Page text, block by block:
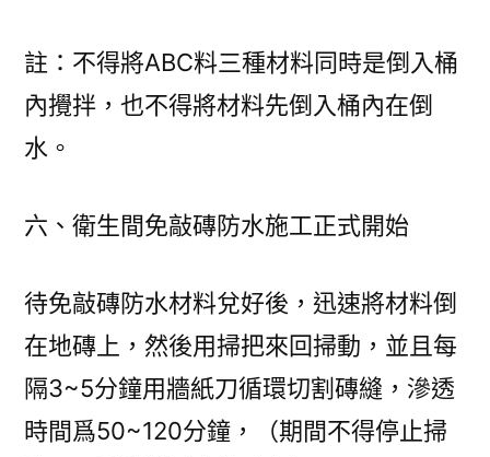
註：不得將ABC料三種材料同時是倒入桶
內攪拌，也不得將材料先倒入桶內在倒
水。
六、衛生間免敲磚防水施工正式開始
待免敲磚防水材料兌好後，迅速將材料倒
在地磚上，然後用掃把來回掃動，並且每
隔3~5分鐘用牆紙刀循環切割磚縫，滲透
時間爲50~120分鐘，（期間不得停止掃